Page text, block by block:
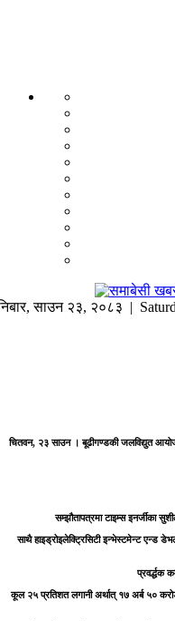
,साउन २३, २०८३ |
चितवन, २३ साउन । बूढीगण्डकी जलविद्युत
सम्झौतापत्रमा टाइम्स इनर्जीका
साथै हाइड्रोइलेक्ट्रिसिटी इन्भेस्टमेन्ट एन्ड
प्रवर्द्धक
कूल २५ प्रतिशत लगानी अर्थात् १७ अर्ब ५०